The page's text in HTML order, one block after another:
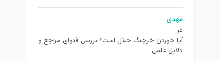
مهدی
در
آیا خوردن خرچنگ حلال است؟ بررسی فتوای مراجع و
دلایل علمی